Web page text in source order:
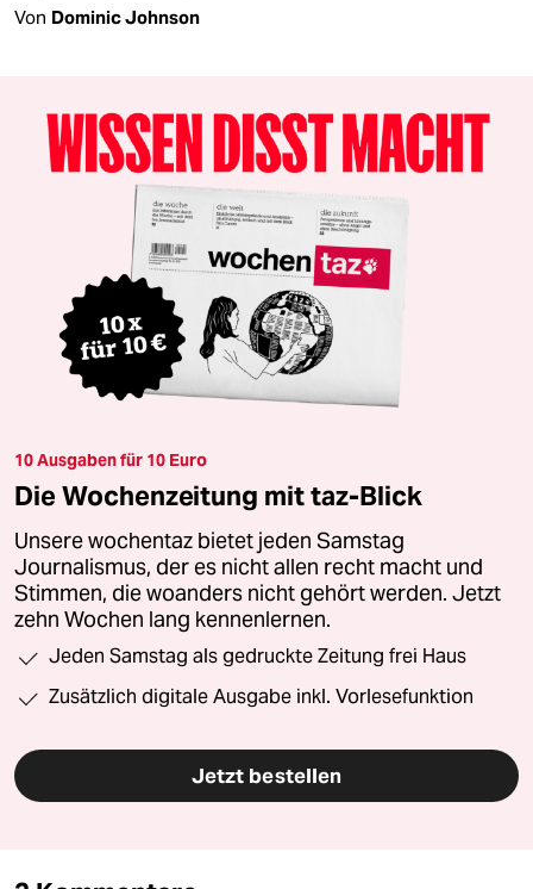
Von Dominic Johnson
10 Ausgaben für 10 Euro
Die Wochenzeitung mit taz-Blick
Unsere wochentaz bietet jeden Samstag
Journalismus, der es nicht allen recht macht und
Stimmen, die woanders nicht gehört werden. Jetzt
zehn Wochen lang kennenlernen.
Jeden Samstag als gedruckte Zeitung frei Haus
Zusätzlich digitale Ausgabe inkl. Vorlesefunktion
Jetzt bestellen